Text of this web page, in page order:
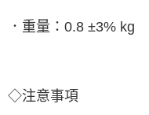
．重量：0.8 ±3% kg
◇注意事項